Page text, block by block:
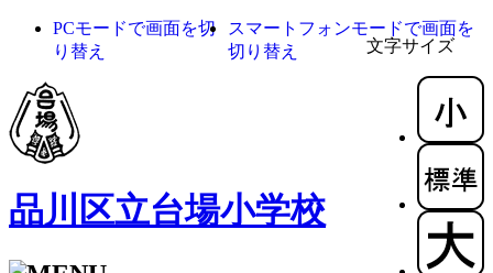
文字サイズ
PCモードで画面を切
り替え
スマートフォンモードで画面を
切り替え
品川区立台場小学校